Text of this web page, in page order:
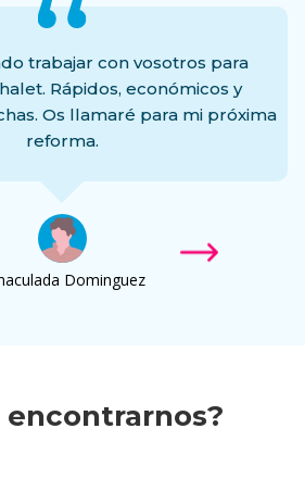
trabajar con vosotros para
Rápidos, económicos y
Os llamaré para mi próxima
reforma.
Dominguez
encontrarnos?